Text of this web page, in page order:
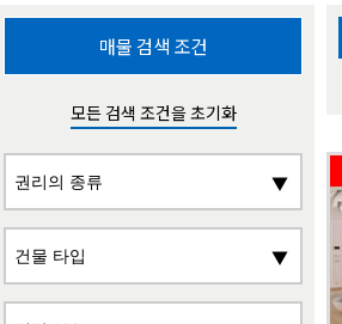
매물 검색 조건
모든 검색 조건을 초기화